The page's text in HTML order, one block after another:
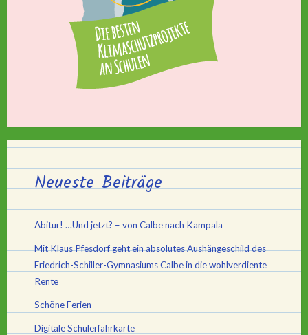
Neueste Beiträge
Abitur! …Und jetzt? – von Calbe nach Kampala
Mit Klaus Pfesdorf geht ein absolutes Aushängeschild des
Friedrich-Schiller-Gymnasiums Calbe in die wohlverdiente
Rente
Schöne Ferien
Digitale Schülerfahrkarte